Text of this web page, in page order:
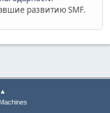
развитию SMF.